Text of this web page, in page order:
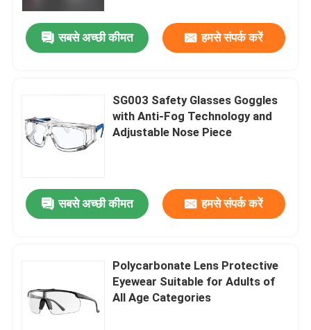
सबसे अच्छी कीमत हमसे संपर्क करें
SG003 Safety Glasses Goggles
with Anti-Fog Technology and
Adjustable Nose Piece
सबसे अच्छी कीमत हमसे संपर्क करें
Polycarbonate Lens Protective
Eyewear Suitable for Adults of
All Age Categories